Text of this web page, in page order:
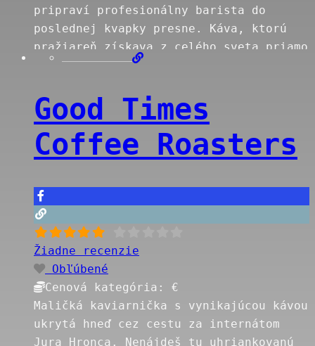
pripraví profesionálny barista do
poslednej kvapky presne. Káva, ktorú
pražiareň získava z celého sveta priamo
od farmárov tu odhaľuje svoje chute,
kaviarňach neobjavíš. Okrem toho si tu
vieš vychutnať aj niekoľko druhov
čajov, koláčov, wafličiek, či iných
pochutín. Espresso stojí 1,5€ Pražiareň
Good Times
Coffee Roasters
Žiadne recenzie
Obľúbené
Cenová kategória: €
Maličká kaviarnička s vynikajúcou kávou
ukrytá hneď cez cestu za internátom
Jura Hronca. Nenájdeš tu uhriankovanú